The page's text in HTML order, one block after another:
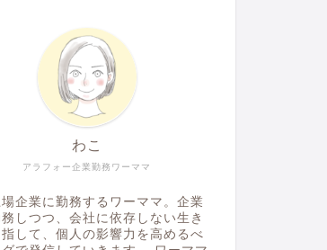
アラフォー企業勤務ワーママ
わこ
企業に勤務するワーママ。企業
しつつ、会社に依存しない生き
して、個人の影響力を高めるべ